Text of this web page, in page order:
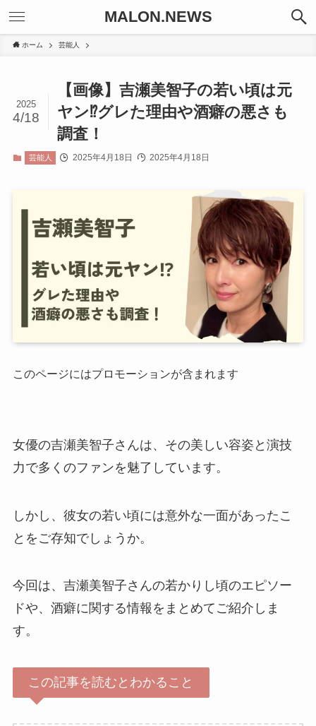
MALON.NEWS
ホーム 芸能人
【画像】吉瀬美智子の若い頃は元
ヤン⁉︎グレた理由や酒癖の悪さも
調査！
2025
4/18
芸能人 2025年4月18日 2025年4月18日
このページにはプロモーションが含まれます
女優の吉瀬美智子さんは、その美しい容姿と演技
力で多くのファンを魅了しています。
​しかし、彼女の若い頃には意外な一面があったこ
とをご存知でしょうか。
​今回は、吉瀬美智子さんの若かりし頃のエピソー
ドや、酒癖に関する情報をまとめてご紹介しま
す。​
この記事を読むとわかること